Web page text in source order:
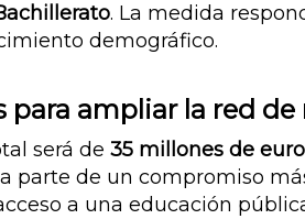
. La medida
demográfico.
para ampliar la red
será de 35 millones de
parte de un compromiso
a una educación